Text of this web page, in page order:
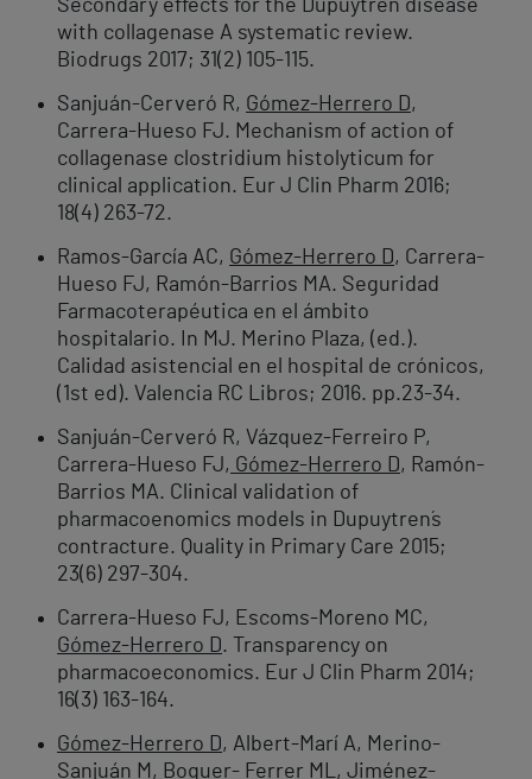
Secondary effects for the Dupuytren disease
with collagenase A systematic review.
Biodrugs 2017; 31(2) 105-115.
Sanjuán-Cerveró R, Gómez-Herrero D,
Carrera-Hueso FJ. Mechanism of action of
collagenase clostridium histolyticum for
clinical application. Eur J Clin Pharm 2016;
18(4) 263-72.
Ramos-García AC, Gómez-Herrero D, Carrera-
Hueso FJ, Ramón-Barrios MA. Seguridad
Farmacoterapéutica en el ámbito
hospitalario. In MJ. Merino Plaza, (ed.).
Calidad asistencial en el hospital de crónicos,
(1st ed). Valencia RC Libros; 2016. pp.23-34.
Sanjuán-Cerveró R, Vázquez-Ferreiro P,
Carrera-Hueso FJ, Gómez-Herrero D, Ramón-
Barrios MA. Clinical validation of
pharmacoenomics models in Dupuytren´s
contracture. Quality in Primary Care 2015;
23(6) 297-304.
Carrera-Hueso FJ, Escoms-Moreno MC,
Gómez-Herrero D. Transparency on
pharmacoeconomics. Eur J Clin Pharm 2014;
16(3) 163-164.
Gómez-Herrero D, Albert-Marí A, Merino-
Sanjuán M, Boquer- Ferrer ML, Jiménez-